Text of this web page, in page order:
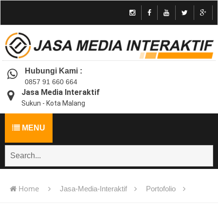
Hubungi Kami :
0857 91 660 664
Jasa Media Interaktif
Sukun - Kota Malang
MENU
Home Jasa-Media-Interaktif Portofolio